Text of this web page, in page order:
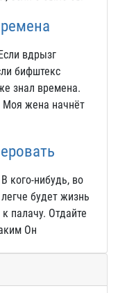
вдрызг
бифштекс
знал времена.
жена начнёт
кого-нибудь, во
будет жизнь
палачу. Отдайте
Он